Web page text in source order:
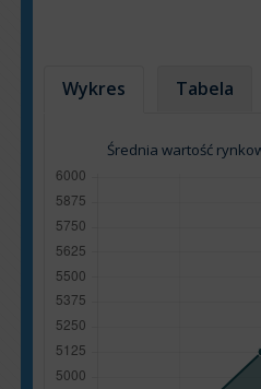
Wykres Tabela
Średnia wartość